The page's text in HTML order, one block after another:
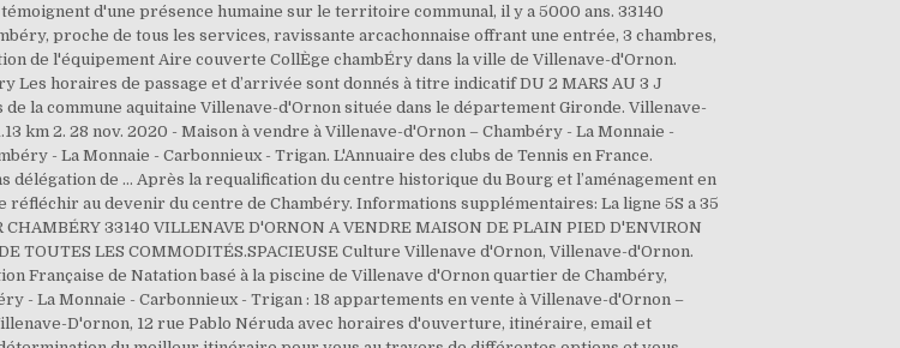
d'une présence humaine sur le territoire communal, il y a 5000 ans. 33140
proche de tous les services, ravissante arcachonnaise offrant une entrée, 3 chambres,
de l'équipement Aire couverte CollÈge chambÉry dans la ville de Villenave-d'Ornon.
Les horaires de passage et d’arrivée sont donnés à titre indicatif DU 2 MARS AU 3 J
la commune aquitaine Villenave-d'Ornon située dans le département Gironde. Villenave-
km 2. 28 nov. 2020 - Maison à vendre à Villenave-d'Ornon – Chambéry - La Monnaie -
- La Monnaie - Carbonnieux - Trigan. L'Annuaire des clubs de Tennis en France.
délégation de … Après la requalification du centre historique du Bourg et l’aménagement en
réfléchir au devenir du centre de Chambéry. Informations supplémentaires: La ligne 5S a 35
33140 VILLENAVE D'ORNON A VENDRE MAISON DE PLAIN PIED D'ENVIRON
TOUTES LES COMMODITÉS.SPACIEUSE Culture Villenave d'Ornon, Villenave-d'Ornon.
Française de Natation basé à la piscine de Villenave d'Ornon quartier de Chambéry,
- La Monnaie - Carbonnieux - Trigan : 18 appartements en vente à Villenave-d'Ornon –
D'ornon, 12 rue Pablo Néruda avec horaires d'ouverture, itinéraire, email et